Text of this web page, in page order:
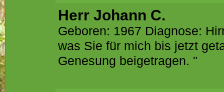
Herr Johann C.
Geboren: 1967 Diagnose:
was Sie für mich bis jetzt
Genesung beigetragen. "